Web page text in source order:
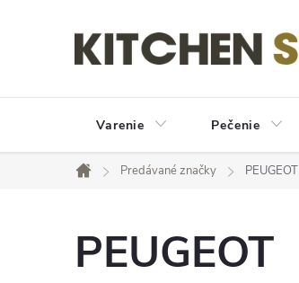
Varenie Pečenie
Domov
Predávané značky PEUGEOT
PEUGEOT